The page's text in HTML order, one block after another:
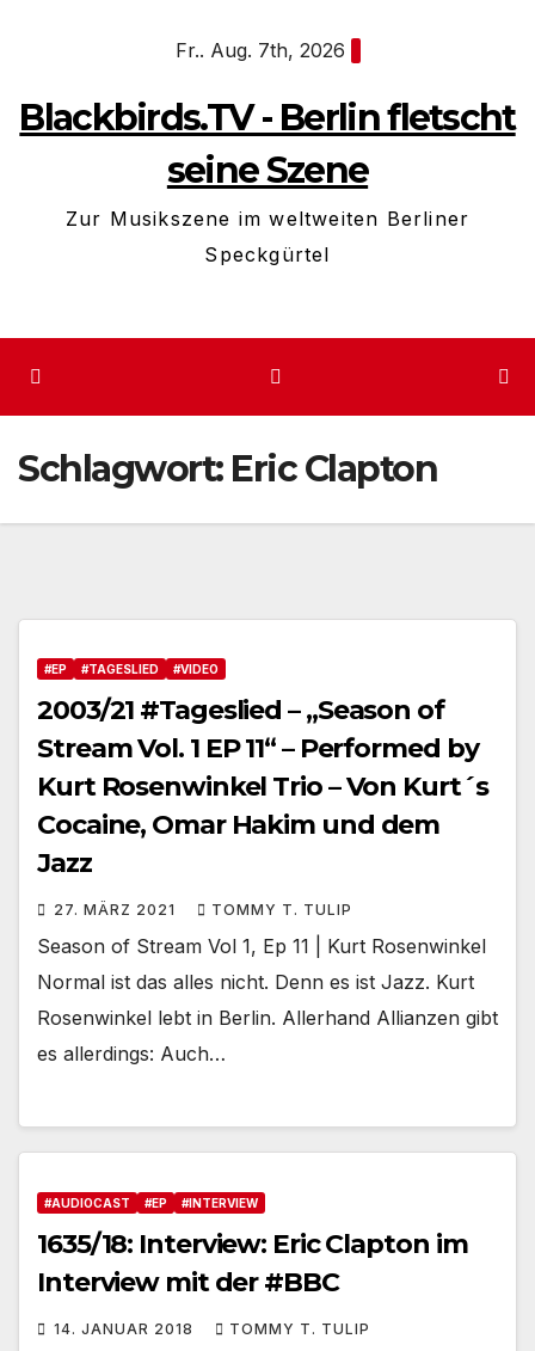
Fr.. Aug. 7th, 2026
Blackbirds.TV - Berlin fletscht
seine Szene
Zur Musikszene im weltweiten Berliner
Speckgürtel
Schlagwort: Eric Clapton
#EP #TAGESLIED #VIDEO
2003/21 #Tageslied – „Season of
Stream Vol. 1 EP 11“ – Performed by
Kurt Rosenwinkel Trio – Von Kurt´s
Cocaine, Omar Hakim und dem
Jazz
27. MÄRZ 2021 TOMMY T. TULIP
Season of Stream Vol 1, Ep 11 | Kurt Rosenwinkel
Normal ist das alles nicht. Denn es ist Jazz. Kurt
Rosenwinkel lebt in Berlin. Allerhand Allianzen gibt
es allerdings: Auch…
#AUDIOCAST #EP #INTERVIEW
1635/18: Interview: Eric Clapton im
Interview mit der #BBC
14. JANUAR 2018 TOMMY T. TULIP